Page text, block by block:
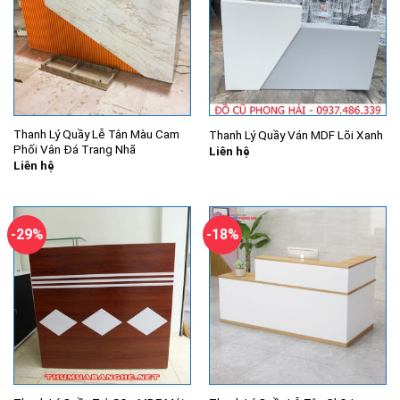
Thanh Lý Quầy Lễ Tân Màu Cam
Phối Vân Đá Trang Nhã
Liên hệ
Thanh Lý Quầy Ván MDF Lõi Xanh
Liên hệ
-29% -18%